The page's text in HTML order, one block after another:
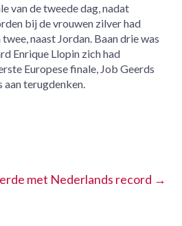
van de tweede dag, nadat
bij de vrouwen zilver had
naast Jordan. Baan drie was
Enrique Llopin zich had
Europese finale, Job Geerds
aan terugdenken.
met Nederlands record →